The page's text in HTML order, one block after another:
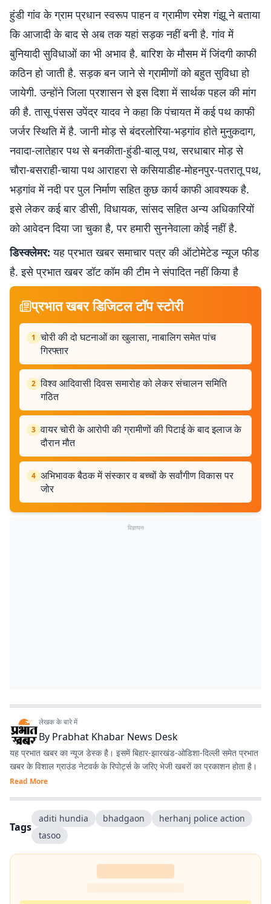
हुंडी गांव के ग्राम प्रधान स्वरूप पाहन व ग्रामीण रमेश गंझू ने बताया
कि आजादी के बाद से अब तक यहां सड़क नहीं बनी है. गांव में
बुनियादी सुविधाओं का भी अभाव है. बारिश के मौसम में जिंदगी काफी
कठिन हो जाती है. सड़क बन जाने से ग्रामीणों को बहुत सुविधा हो
जायेगी. उन्होंने जिला प्रशासन से इस दिशा में सार्थक पहल की मांग
की है. तासू पंसस उपेंद्र यादव ने कहा कि पंचायत में कई पथ काफी
जर्जर स्थिति में है. जानी मोड़ से बंदरलोरिया-भड़गांव होते मुनुकदाग,
नवादा-लातेहार पथ से बनकीता-हुंडी-बालू पथ, सरधाबार मोड़ से
चौरा-बसराही-चाया पथ आराहरा से कसियाडीह-मोहनपुर-पतरातू पथ,
भड़गांव में नदी पर पुल निर्माण सहित कुछ कार्य काफी आवश्यक है.
इसे लेकर कई बार डीसी, विधायक, सांसद सहित अन्य अधिकारियों
को आवेदन दिया जा चुका है, पर हमारी सुननेवाला कोई नहीं है.
डिस्क्लेमर: यह प्रभात खबर समाचार पत्र की ऑटोमेटेड न्यूज फीड
है. इसे प्रभात खबर डॉट कॉम की टीम ने संपादित नहीं किया है
प्रभात खबर डिजिटल टॉप स्टोरी
1 चोरी की दो घटनाओं का खुलासा, नाबालिग समेत पांच
गिरफ्तार
2 विश्व आदिवासी दिवस समारोह को लेकर संचालन समिति
गठित
3 वायर चोरी के आरोपी की ग्रामीणों की पिटाई के बाद इलाज के
दौरान मौत
4 अभिभावक बैठक में संस्कार व बच्चों के सर्वांगीण विकास पर
जोर
विज्ञापन
लेखक के बारे में
By Prabhat Khabar News Desk
यह प्रभात खबर का न्यूज डेस्क है। इसमें बिहार-झारखंड-ओडिशा-दिल्‍ली समेत प्रभात
खबर के विशाल ग्राउंड नेटवर्क के रिपोर्ट्स के जरिए भेजी खबरों का प्रकाशन होता है।
Read More
Tags
aditi hundia bhadgaon
herhanj police action
tasoo